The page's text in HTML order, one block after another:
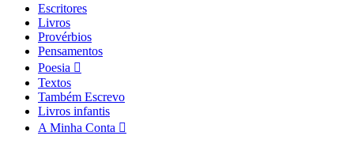
Escritores
Livros
Provérbios
Pensamentos
Poesia
Textos
Também Escrevo
Livros infantis
A Minha Conta